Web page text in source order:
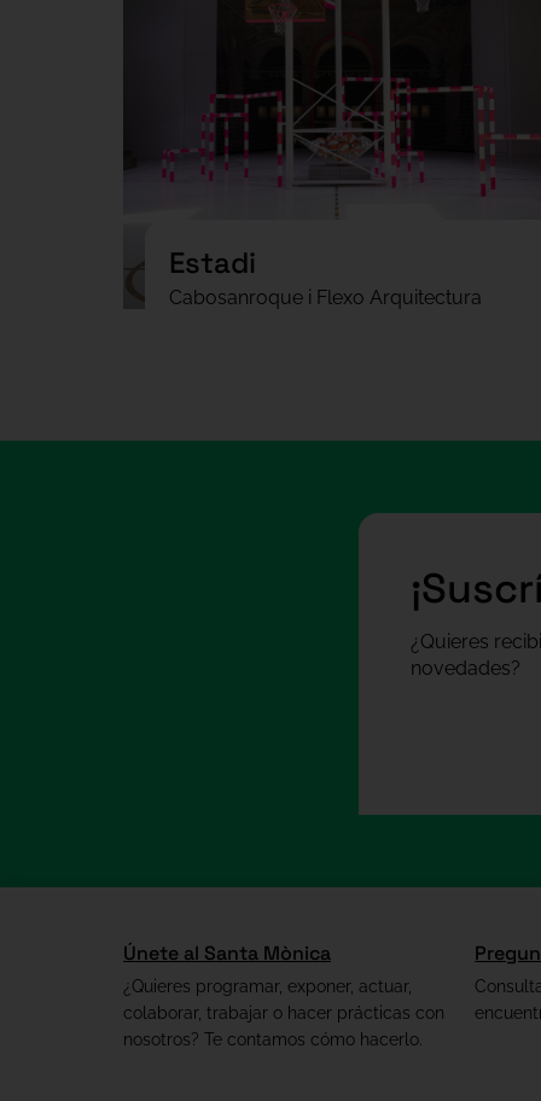
Estadi
Cabosanroque i Flexo Arquitectura
¿Quieres
novedades?
Únete al Santa Mònica
¿Quieres programar, exponer, actuar,
colaborar, trabajar o hacer prácticas con
nosotros? Te contamos cómo hacerlo.